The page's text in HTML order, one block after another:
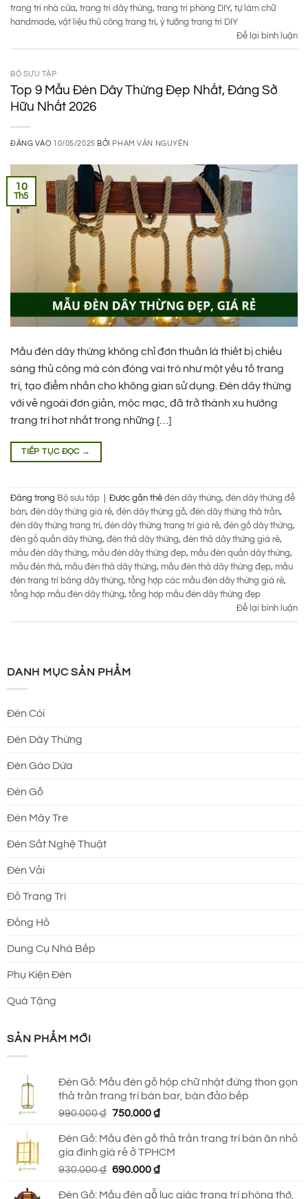
trang trí nhà cửa, trang trí dây thừng, trang trí phòng DIY, tự làm chữ
handmade, vật liệu thủ công trang trí, ý tưởng trang trí DIY
Để lại bình luận
BỘ SƯU TẬP
Top 9 Mẫu Đèn Dây Thừng Đẹp Nhất, Đáng Sở
Hữu Nhất 2026
ĐĂNG VÀO 10/05/2025 BỞI PHẠM VĂN NGUYÊN
10
Th5
Mẫu đèn dây thừng không chỉ đơn thuần là thiết bị chiếu
sáng thủ công mà còn đóng vai trò như một yếu tố trang
trí, tạo điểm nhấn cho không gian sử dụng. Đèn dây thừng
với vẻ ngoài đơn giản, mộc mạc, đã trở thành xu hướng
trang trí hot nhất trong những […]
TIẾP TỤC ĐỌC →
Đăng trong Bộ sưu tập Được gắn thẻ đèn dây thừng, đèn dây thừng để
bàn, đèn dây thừng giá rẻ, đèn dây thừng gỗ, đèn dây thừng thả trần,
đèn dây thừng trang trí, đèn dây thừng trang trí giá rẻ, đèn gỗ dây thừng,
đèn gỗ quấn dây thừng, đèn thả dây thừng, đèn thả dây thừng giá rẻ,
mẫu đèn dây thừng, mẫu đèn dây thừng đẹp, mẫu đèn quấn dây thừng,
mẫu đèn thả, mẫu đèn thả dây thừng, mẫu đèn thả dây thừng đẹp, mẫu
đèn trang trí băng dây thừng, tổng hợp các mẫu đèn dây thừng giá rẻ,
tổng hợp mẫu đèn dây thừng, tổng hợp mẫu đèn dây thừng đẹp
Để lại bình luận
DANH MỤC SẢN PHẨM
Đèn Cói
Đèn Dây Thừng
Đèn Gáo Dừa
Đèn Gỗ
Đèn Mây Tre
Đèn Sắt Nghệ Thuật
Đèn Vải
Đồ Trang Trí
Đồng Hồ
Dung Cụ Nhà Bếp
Phụ Kiện Đèn
Quà Tặng
SẢN PHẨM MỚI
Đèn Gỗ: Mẫu đèn gỗ hộp chữ nhật đứng thon gọn
thả trần trang trí bàn bar, bàn đảo bếp
990.000₫ Giá
là:
990.000 ₫.
750.000₫Giá
tại
là:
750.000 ₫.
Đèn Gỗ: Mẫu đèn gỗ thả trần trang trí bàn ăn nhỏ
gia đình giá rẻ ở TPHCM
930.000₫ Giá
690.000₫Giá
Đèn Gỗ: Mẫu đèn gỗ lục giác trang trí phòng thờ,